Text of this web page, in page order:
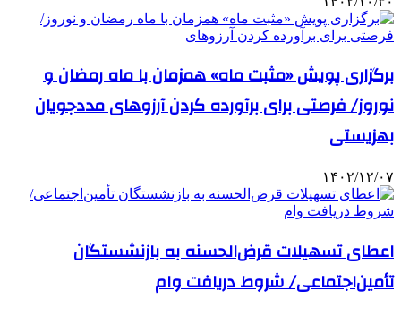
برگزاری پویش «مثبت ماه» همزمان با ماه رمضان و
نوروز/ فرصتی برای برآورده کردن آرزوهای مددجویان
بهزیستی
۱۴۰۲/۱۲/۰۷
اعطای تسهیلات قرض‌الحسنه به بازنشستگان
تأمین‌اجتماعی/ شروط دریافت وام